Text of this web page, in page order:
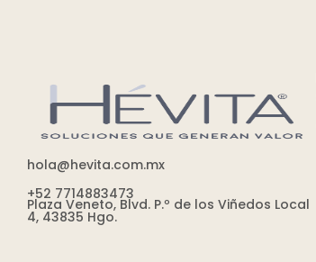
hola@hevita.com.mx
+52 7714883473
Plaza Veneto, Blvd. P.º de los Viñedos Local
4, 43835 Hgo.